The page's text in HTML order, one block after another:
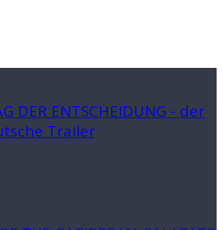
DER ENTSCHEIDUNG - der
Trailer